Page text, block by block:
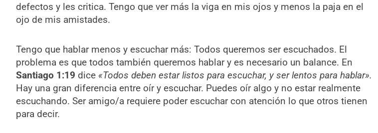
defectos y les critica. Tengo que ver más la viga en mis ojos y menos la paja en el
ojo de mis amistades.
Tengo que hablar menos y escuchar más: Todos queremos ser escuchados. El
problema es que todos también queremos hablar y es necesario un balance. En
Santiago 1:19 dice «Todos deben estar listos para escuchar, y ser lentos para hablar».
Hay una gran diferencia entre oír y escuchar. Puedes oír algo y no estar realmente
escuchando. Ser amigo/a requiere poder escuchar con atención lo que otros tienen
para decir.